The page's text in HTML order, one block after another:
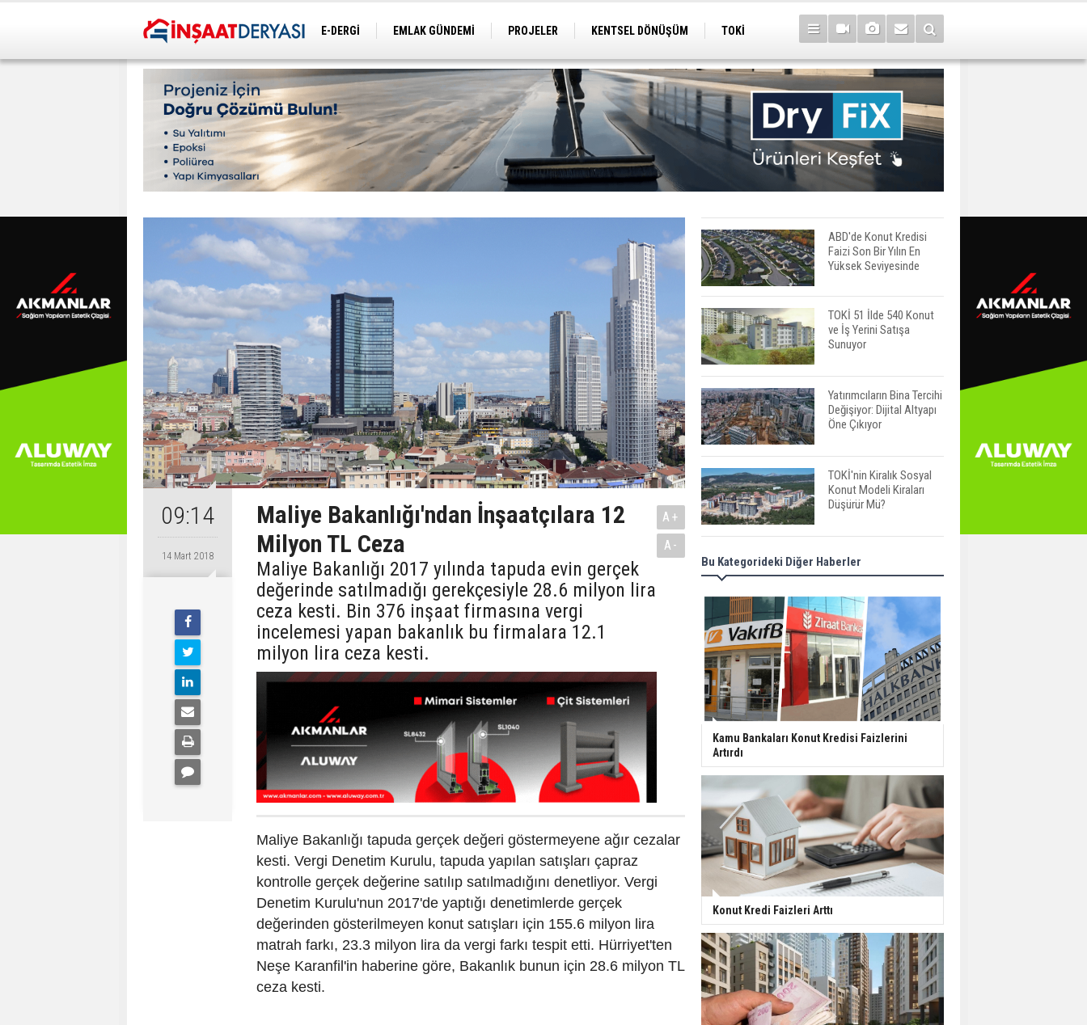
E-DERGİ EMLAK GÜNDEMİ PROJELER KENTSEL DÖNÜŞÜM
TOKİ
09:14
14 Mart 2018
Maliye Bakanlığı'ndan İnşaatçılara 12
Milyon TL Ceza
Maliye Bakanlığı 2017 yılında tapuda evin gerçek
değerinde satılmadığı gerekçesiyle 28.6 milyon lira
ceza kesti. Bin 376 inşaat firmasına vergi
incelemesi yapan bakanlık bu firmalara 12.1
milyon lira ceza kesti.
A+
A-
Maliye Bakanlığı tapuda gerçek değeri göstermeyene ağır cezalar
kesti. Vergi Denetim Kurulu, tapuda yapılan satışları çapraz
kontrolle gerçek değerine satılıp satılmadığını denetliyor. Vergi
Denetim Kurulu'nun 2017'de yaptığı denetimlerde gerçek
değerinden gösterilmeyen konut satışları için 155.6 milyon lira
matrah farkı, 23.3 milyon lira da vergi farkı tespit etti. Hürriyet'ten
Neşe Karanfil'in haberine göre, Bakanlık bunun için 28.6 milyon TL
ceza kesti.
ABD'de Konut Kredisi
Faizi Son Bir Yılın En
Yüksek Seviyesinde
TOKİ 51 İlde 540 Konut
ve İş Yerini Satışa
Sunuyor
Yatırımcıların Bina Tercihi
Değişiyor: Dijital Altyapı
Öne Çıkıyor
TOKİ'nin Kiralık Sosyal
Konut Modeli Kiraları
Düşürür Mü?
İkinci El Konut Fiyatları
İspanya'da Bir Yılda
Konut Satışları Güçlü
Seyrini Korudu Yabancıya
Satış Geriledi
ABD'de İnşaat
Tercih Döneminde
Barınma Telaşı Başladı
Aileden Miras Kalan Ev
Nasıl Satılır?
İstanbul'da 15 Bin Kiralık
Sosyal Konut Eylülde
Kiraya Verilecek
Bu Kategorideki Diğer Haberler
Kamu Bankaları Konut Kredisi Faizlerini
Artırdı
Konut Kredi Faizleri Arttı